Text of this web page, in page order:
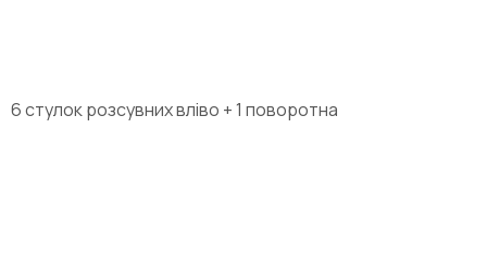
6 стулок розсувних вліво + 1 поворотна